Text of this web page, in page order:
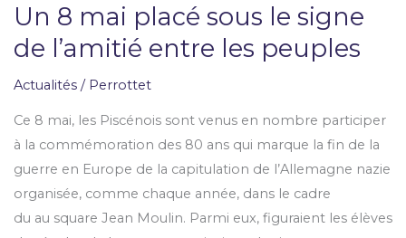
Un 8 mai placé sous le signe
de l’amitié entre les peuples
Actualités/ Perrottet
Ce 8 mai, les Piscénois sont venus en nombre participer
à la commémoration des 80 ans qui marque la fin de la
guerre en Europe de la capitulation de l’Allemagne nazie
organisée, comme chaque année, dans le cadre
du au square Jean Moulin. Parmi eux, figuraient les élèves